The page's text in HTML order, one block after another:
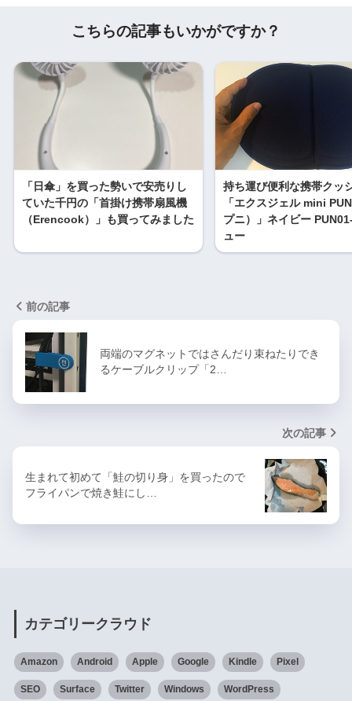
こちらの記事もいかがですか？
「日傘」を買った勢いで安売りし
ていた千円の「首掛け携帯扇風機
（Erencook）」も買ってみました
持ち運び便利な携帯クッ
「エクスジェル mini
プニ）」ネイビー
ュー
前の記事
両端のマグネットではさんだり束ねたりでき
るケーブルクリップ「2…
次の記事
生まれて初めて「鮭の切り身」を買ったので
フライパンで焼き鮭にし…
カテゴリークラウド
Amazon Android Apple Google Kindle Pixel
SEO Surface Twitter Windows WordPress